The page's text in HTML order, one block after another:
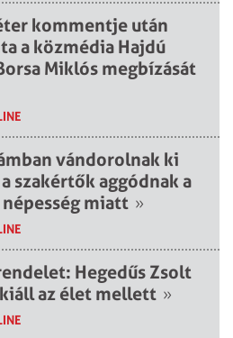
kommentje után
a közmédia Hajdú
Miklós megbízását
vándorolnak ki
szakértők aggódnak a
miatt »
Hegedűs Zsolt
az élet mellett »